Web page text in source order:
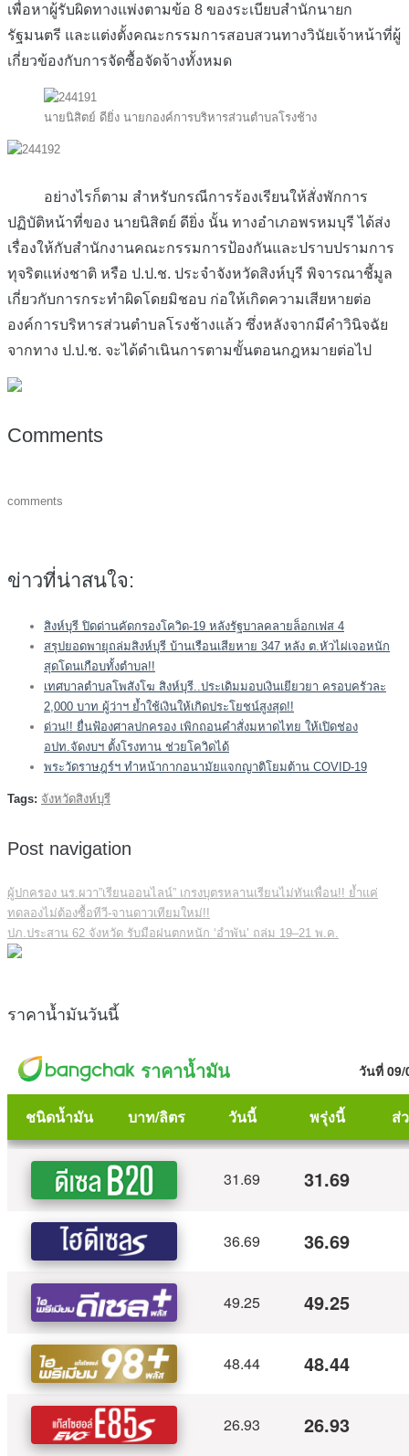
เพื่อหาผู้รับผิดทางแพ่งตามข้อ 8 ของระเบียบสำนักนายก
รัฐมนตรี และแต่งตั้งคณะกรรมการสอบสวนทางวินัยเจ้าหน้าที่ผู้
เกี่ยวข้องกับการจัดซื้อจัดจ้างทั้งหมด
นายนิสิตย์ ดียิ่ง นายกองค์การบริหารส่วนตำบลโรงช้าง
อย่างไรก็ตาม สำหรับกรณีการร้องเรียนให้สั่งพักการ
ปฏิบัติหน้าที่ของ นายนิสิตย์ ดียิ่ง นั้น ทางอำเภอพรหมบุรี ได้ส่ง
เรื่องให้กับสำนักงานคณะกรรมการป้องกันและปราบปรามการ
ทุจริตแห่งชาติ หรือ ป.ป.ช. ประจำจังหวัดสิงห์บุรี พิจารณาชี้มูล
เกี่ยวกับการกระทำผิดโดยมิชอบ ก่อให้เกิดความเสียหายต่อ
องค์การบริหารส่วนตำบลโรงช้างแล้ว ซึ่งหลังจากมีคำวินิจฉัย
จากทาง ป.ป.ช. จะได้ดำเนินการตามขั้นตอนกฎหมายต่อไป
Comments
comments
ข่าวที่น่าสนใจ:
สิงห์บุรี ปิดด่านคัดกรองโควิด-19 หลังรัฐบาลคลายล็อกเฟส 4
สรุปยอดพายุถล่มสิงห์บุรี บ้านเรือนเสียหาย 347 หลัง ต.หัวไผ่เจอหนัก
สุดโดนเกือบทั้งตำบล!!
เทศบาลตำบลโพสังโฆ สิงห์บุรี..ประเดิมมอบเงินเยียวยา ครอบครัวละ
2,000 บาท ผู้ว่าฯ ย้ำใช้เงินให้เกิดประโยชน์สูงสุด!!
ด่วน!! ยื่นฟ้องศาลปกครอง เพิกถอนคำสั่งมหาดไทย ให้เปิดช่อง
อปท.จัดงบฯ ตั้งโรงทาน ช่วยโควิดได้
พระวัดราษฎร์ฯ ทำหน้ากากอนามัยแจกญาติโยมต้าน COVID-19
Tags: จังหวัดสิงห์บุรี
Post navigation
ผู้ปกครอง นร.ผวา”เรียนออนไลน์” เกรงบุตรหลานเรียนไม่ทันเพื่อน!! ย้ำแค่
ทดลองไม่ต้องซื้อทีวี-จานดาวเทียมใหม่!!
ปภ.ประสาน 62 จังหวัด รับมือฝนตกหนัก ‘อำพัน’ ถล่ม 19–21 พ.ค.
ราคาน้ำมันวันนี้